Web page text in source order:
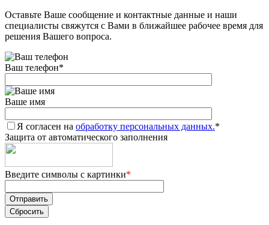
Оставьте Ваше сообщение и контактные данные и наши
специалисты свяжутся с Вами в ближайшее рабочее время для
решения Вашего вопроса.
Ваш телефон*
Ваше имя
Я согласен на обработку персональных данных.*
Защита от автоматического заполнения
Введите символы с картинки*